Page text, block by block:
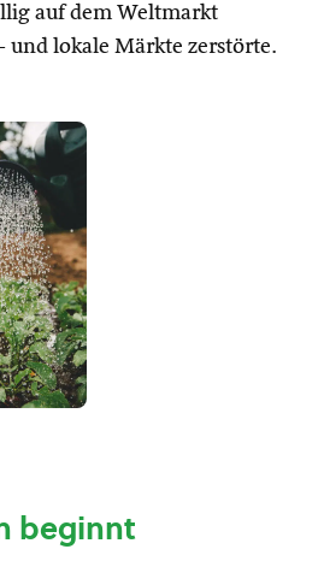
auf dem Weltmarkt
und lokale Märkte zerstörte.
beginnt